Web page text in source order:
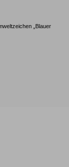
„Blauer